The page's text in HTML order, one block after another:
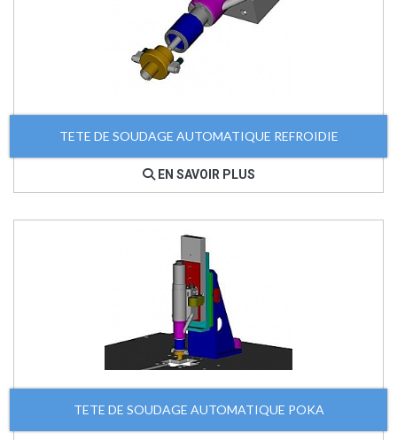
TETE DE SOUDAGE AUTOMATIQUE REFROIDIE
EN SAVOIR PLUS
TETE DE SOUDAGE AUTOMATIQUE POKA